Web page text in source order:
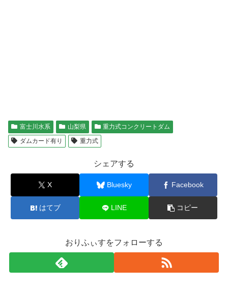
富士川水系 山梨県
重力式コンクリートダム
ダムカード有り
重力式
シェアする
X Bluesky Facebook
はてブ LINE コピー
おりふぃすをフォローする